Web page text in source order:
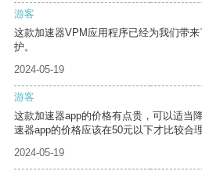
游客
这款加速器VPM应用程序已经为我们带
护。
2024-05-19
游客
这款加速器app的价格有点贵，可以适当
速器app的价格应该在50元以下才比较合理
2024-05-19